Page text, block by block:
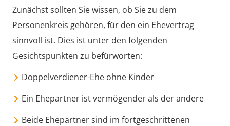
Zunächst sollten Sie wissen, ob Sie zu dem
Personenkreis gehören, für den ein Ehevertrag
sinnvoll ist. Dies ist unter den folgenden
Gesichtspunkten zu befürworten:
Doppelverdiener-Ehe ohne Kinder
Ein Ehepartner ist vermögender als der andere
Beide Ehepartner sind im fortgeschrittenen